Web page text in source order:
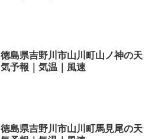
徳島県吉野川市山川町山ノ神の天
気予報｜気温｜風速
徳島県吉野川市山川町馬見尾の天